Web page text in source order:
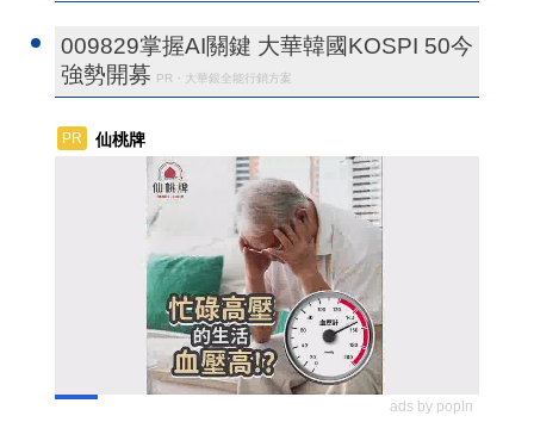
009829掌握AI關鍵 大華韓國KOSPI 50今
強勢開募
PR・大華銀全能行銷方案
PR 仙桃牌
ads by popIn